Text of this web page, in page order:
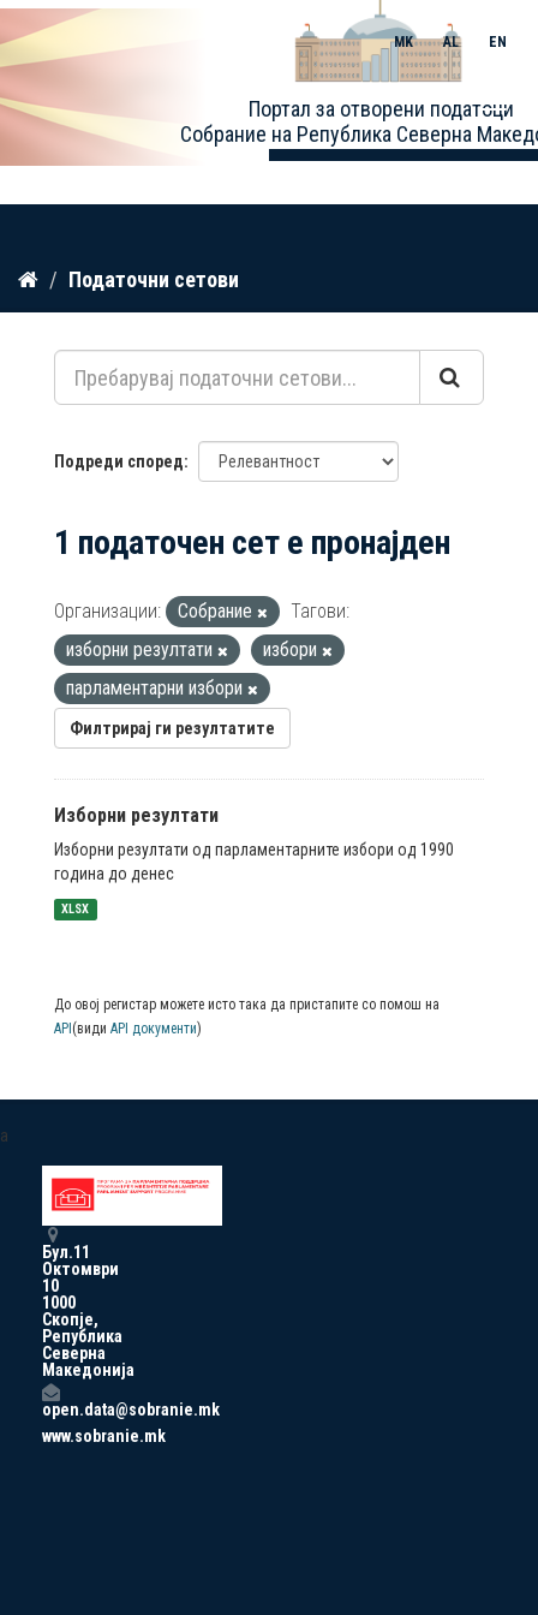
Прескокнете
содржина
Портал за отворени податоци
Собрание на Република Северна
MK AL EN
Toggle
Податочни сетови
Подреди според
1 податочен сет е пронајден
Организации: Собрание
Тагови:
изборни резултати
избори
парламентарни избори
Филтрирај ги резултатите
Изборни резултати
Изборни резултати од парламентарните избори од 1990
година до денес
XLSX
До овој регистар можете исто така да пристапите со помош на
API (види API документи)
a
Бул.11
Октомври
10
1000
Скопје,
Република
Северна
Македонија
open.data@sobranie.mk
www.sobranie.mk